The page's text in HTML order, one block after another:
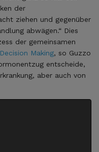
der
ziehen und gegenüber
abwägen.“ Dies
der gemeinsamen
Making, so Guzzo
entscheide,
aber auch von